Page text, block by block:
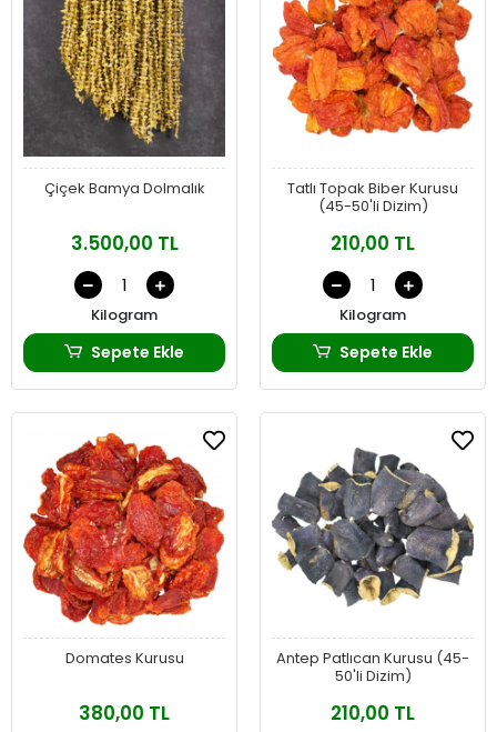
Çiçek Bamya Dolmalık
3.500,00 TL
Kilogram
Sepete Ekle
Tatlı Topak Biber Kurusu
(45-50'li Dizim)
210,00 TL
Kilogram
Sepete Ekle
Domates Kurusu
380,00 TL
Antep Patlıcan Kurusu (45-
50'li Dizim)
210,00 TL